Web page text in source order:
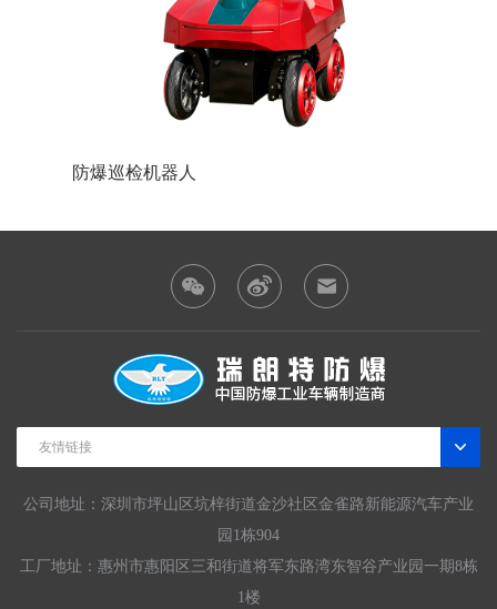
防爆巡检机器人
友情链接
公司地址：深圳市坪山区坑梓街道金沙社区金雀路新能源汽车产业
园1栋904
工厂地址：惠州市惠阳区三和街道将军东路湾东智谷产业园一期8栋
1楼